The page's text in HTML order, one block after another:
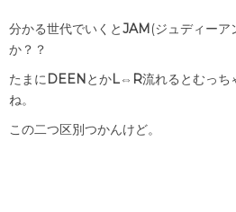
分かる世代でいくとJAM(ジュディーア
か？？
たまにDEENとかL⇔R流れるとむっち
ね。
この二つ区別つかんけど。